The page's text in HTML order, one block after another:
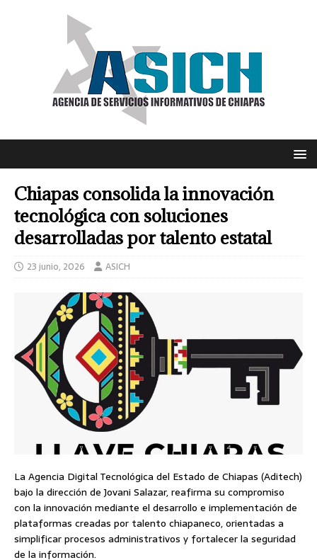
Chiapas consolida la innovación
tecnológica con soluciones
desarrolladas por talento estatal
23 junio, 2026 ASICH
La Agencia Digital Tecnológica del Estado de Chiapas (Aditech)
bajo la dirección de Jovani Salazar, reafirma su compromiso
con la innovación mediante el desarrollo e implementación de
plataformas creadas por talento chiapaneco, orientadas a
simplificar procesos administrativos y fortalecer la seguridad
de la información.